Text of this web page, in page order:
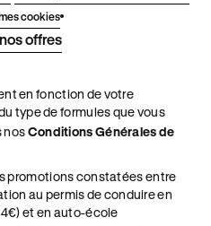
cookies
offres
en fonction de votre
type de formules que vous
nosConditions Générales de
promotions constatées entre
au permis de conduire en
et en auto-école